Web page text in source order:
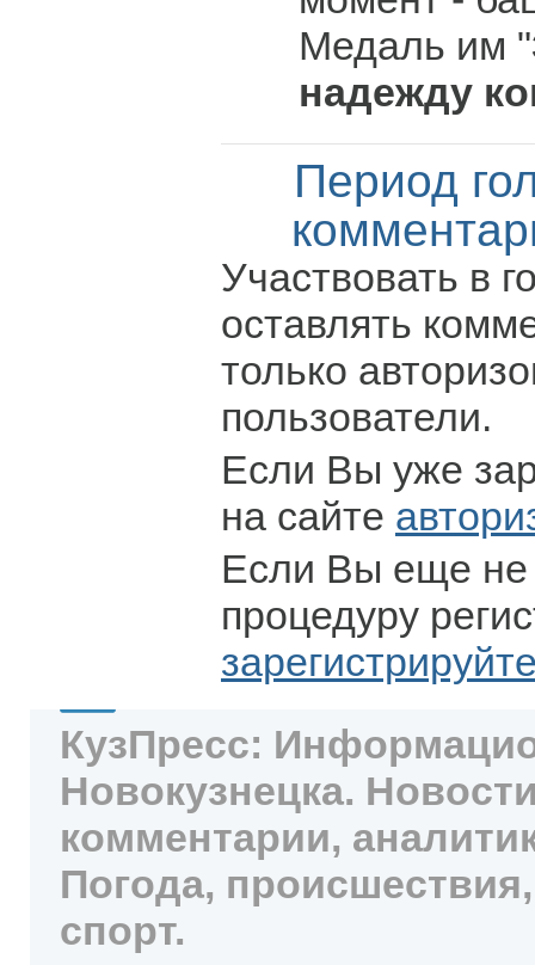
Медаль им "
надежду
Период
Участвовать в
оставлять
только
пользователи.
Если Вы уже
на сайте
Если Вы еще не
процедуру
КузПресс:
Новокузнецка.
комментарии,
Погода,
спорт.